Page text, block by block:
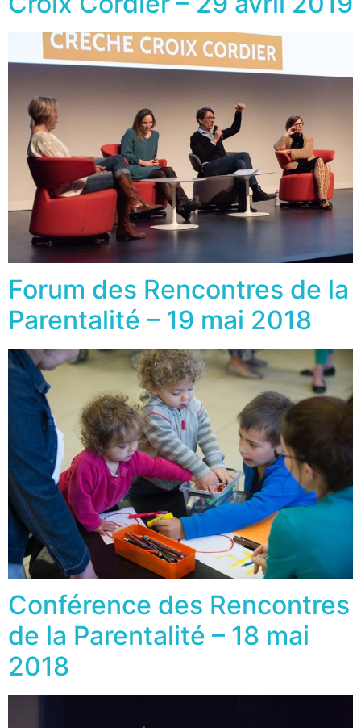
Forum des Rencontres de la
Parentalité – 19 mai 2018
Conférence des Rencontres
de la Parentalité – 18 mai
2018